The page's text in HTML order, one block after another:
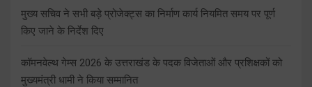
मुख्य सचिव ने सभी बड़े प्रोजेक्ट्स का निर्माण कार्य नियमित समय पर पूर्ण
किए जाने के निर्देश दिए
कॉमनवेल्थ गेम्स 2026 के उत्तराखंड के पदक विजेताओं और प्रशिक्षकों को
मुख्यमंत्री धामी ने किया सम्मानित